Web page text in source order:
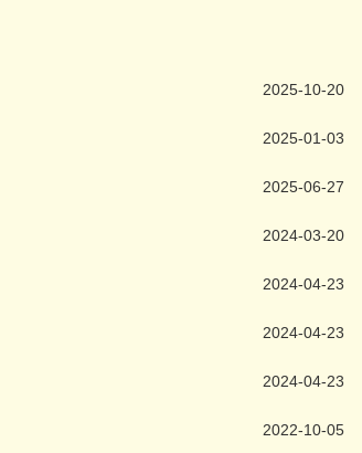
2025-10-20
2025-01-03
2025-06-27
2024-03-20
2024-04-23
2024-04-23
2024-04-23
2022-10-05